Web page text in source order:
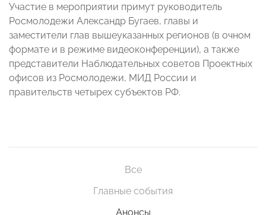
Участие в мероприятии примут руководитель
Росмолодежи Александр Бугаев, главы и
заместители глав вышеуказанных регионов (в очном
формате и в режиме видеоконференции), а также
представители Наблюдательных советов Проектных
офисов из Росмолодежи, МИД России и
правительств четырех субъектов РФ.
Все
Главные события
Анонсы